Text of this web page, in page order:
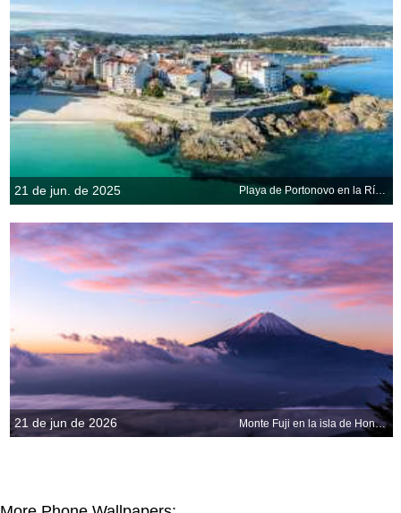
21 de jun. de 2025 Playa de Portonovo en la Ría de Pontevedra, España
21 de jun de 2026 Monte Fuji en la isla de Honshu, Japón